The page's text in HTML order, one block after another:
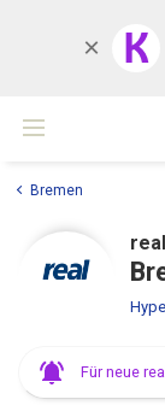
K
Bremen
real
Für neue